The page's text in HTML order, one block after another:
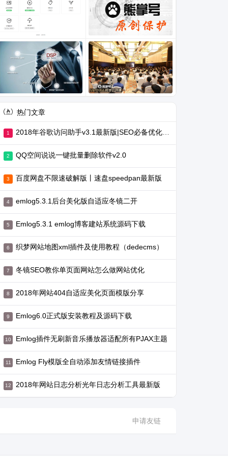
热门文章
2018年谷歌访问助手v3.1最新版|SEO必备优化工具
QQ空间说说一键批量删除软件v2.0
百度网盘不限速破解版丨速盘speedpan最新版
emlog5.3.1后台美化版自适应冬镜二开
Emlog5.3.1 emlog博客建站系统源码下载
织梦网站地图xml插件及使用教程（dedecms）
冬镜SEO教你单页面网站怎么做网站优化
2018年网站404自适应美化页面模版分享
Emlog6.0正式版安装教程及源码下载
Emlog插件无刷新音乐播放器适配所有PJAX主题
Emlog Fly模版全自动添加友情链接插件
2018年网站日志分析光年日志分析工具最新版
申请友链